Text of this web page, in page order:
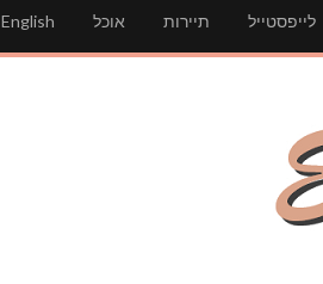
English אוכל תיירות לייפסטייל